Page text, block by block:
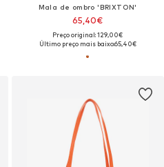
Mala de ombro 'BRIXTON'
65,40€
Preço original: 129,00€
Último preço mais baixo:65,40€